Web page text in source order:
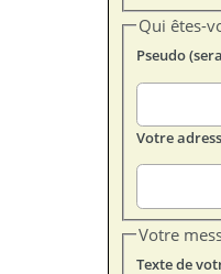
Qui êtes-
Pseudo
Votre
Votre